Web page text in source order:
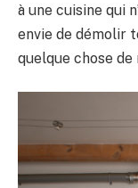
à une cuisine qui
envie de démolir
quelque chose de